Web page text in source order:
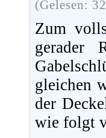
(Gelesen:
Zum
gerader
gleichen
der
wie folgt